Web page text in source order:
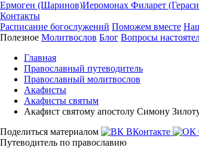
Ермоген (Шаринов)Иеромонах Филарет
Контакты
Расписание богослужений Поможем вместе
Полезное Молитвослов Блог Вопросы
Главная
Православный путеводитель
Православный молитвослов
Акафисты
Акафисты святым
Акафист святому апостолу Симону
Поделиться материалом
ВКонтакте
Путеводитель по православию